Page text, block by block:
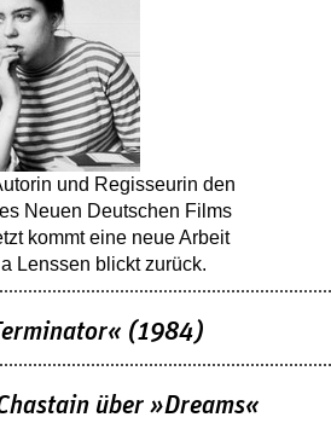
und Regisseurin den
Neuen Deutschen Films
kommt eine neue Arbeit
Lenssen blickt zurück.
(1984)
über »Dreams«